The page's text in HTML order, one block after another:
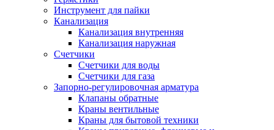
Инструмент для пайки
Канализация
Канализация внутренняя
Канализация наружная
Счетчики
Счетчики для воды
Счетчики для газа
Запорно-регулировочная арматура
Клапаны обратные
Краны вентильные
Краны для бытовой техники